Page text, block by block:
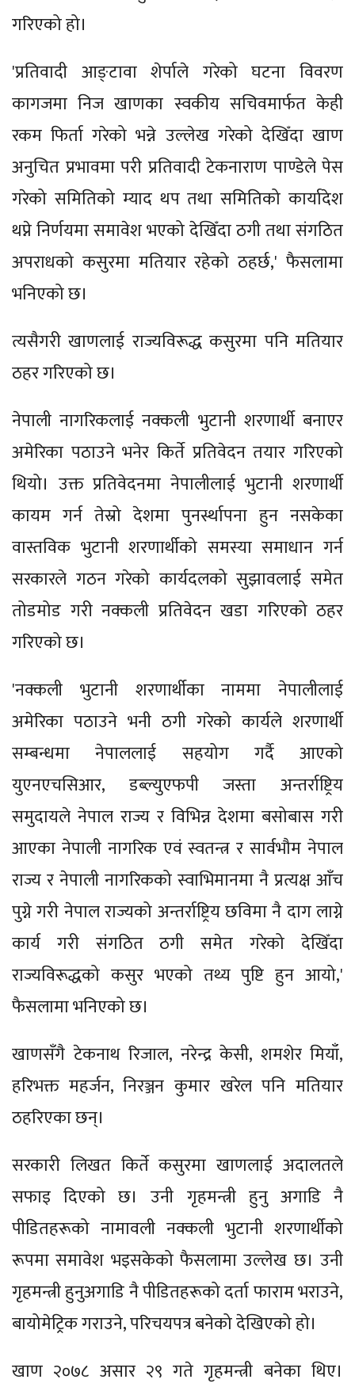
गरिएको हो।
'प्रतिवादी आङ्टावा शेर्पाले गरेको घटना विवरण
कागजमा निज खाणका स्वकीय सचिवमार्फत केही
रकम फिर्ता गरेको भन्ने उल्लेख गरेको देखिँदा खाण
अनुचित प्रभावमा परी प्रतिवादी टेकनाराण पाण्डेले पेस
गरेको समितिको म्याद थप तथा समितिको कार्यादेश
थप्ने निर्णयमा समावेश भएको देखिँदा ठगी तथा संगठित
अपराधको कसुरमा मतियार रहेको ठहर्छ,' फैसलामा
भनिएको छ।
त्यसैगरी खाणलाई राज्यविरूद्ध कसुरमा पनि मतियार
ठहर गरिएको छ।
नेपाली नागरिकलाई नक्कली भुटानी शरणार्थी बनाएर
अमेरिका पठाउने भनेर किर्ते प्रतिवेदन तयार गरिएको
थियो। उक्त प्रतिवेदनमा नेपालीलाई भुटानी शरणार्थी
कायम गर्न तेस्रो देशमा पुनर्स्थापना हुन नसकेका
वास्तविक भुटानी शरणार्थीको समस्या समाधान गर्न
सरकारले गठन गरेको कार्यदलको सुझावलाई समेत
तोडमोड गरी नक्कली प्रतिवेदन खडा गरिएको ठहर
गरिएको छ।
'नक्कली भुटानी शरणार्थीका नाममा नेपालीलाई
अमेरिका पठाउने भनी ठगी गरेको कार्यले शरणार्थी
सम्बन्धमा नेपाललाई सहयोग गर्दै आएको
युएनएचसिआर, डब्ल्युएफपी जस्ता अन्तर्राष्ट्रिय
समुदायले नेपाल राज्य र विभिन्न देशमा बसोबास गरी
आएका नेपाली नागरिक एवं स्वतन्त्र र सार्वभौम नेपाल
राज्य र नेपाली नागरिकको स्वाभिमानमा नै प्रत्यक्ष आँच
पुग्ने गरी नेपाल राज्यको अन्तर्राष्ट्रिय छविमा नै दाग लाग्ने
कार्य गरी संगठित ठगी समेत गरेको देखिँदा
राज्यविरूद्धको कसुर भएको तथ्य पुष्टि हुन आयो,'
फैसलामा भनिएको छ।
खाणसँगै टेकनाथ रिजाल, नरेन्द्र केसी, शमशेर मियाँ,
हरिभक्त महर्जन, निरञ्जन कुमार खरेल पनि मतियार
ठहरिएका छन्।
सरकारी लिखत किर्ते कसुरमा खाणलाई अदालतले
सफाइ दिएको छ। उनी गृहमन्त्री हुनु अगाडि नै
पीडितहरूको नामावली नक्कली भुटानी शरणार्थीको
रूपमा समावेश भइसकेको फैसलामा उल्लेख छ। उनी
गृहमन्त्री हुनुअगाडि नै पीडितहरूको दर्ता फाराम भराउने,
बायोमेट्रिक गराउने, परिचयपत्र बनेको देखिएको हो।
खाण २०७८ असार २९ गते गृहमन्त्री बनेका थिए।